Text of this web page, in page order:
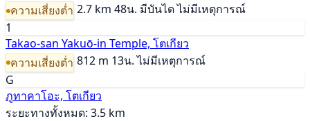
ความเสี่ยงต่ำ 2.7 km 48น. มีบันไดไม่มีเหตุการณ์
1
Takao-san Yakuō-in Temple, โตเกียว
ความเสี่ยงต่ำ 812 m 13น. ไม่มีเหตุการณ์
G
ภูทาคาโอะ, โตเกียว
ระยะทางทั้งหมด: 3.5 km